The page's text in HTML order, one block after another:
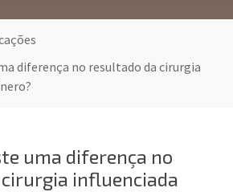
diferença no resultado da cirurgia
uma diferença no
influenciada